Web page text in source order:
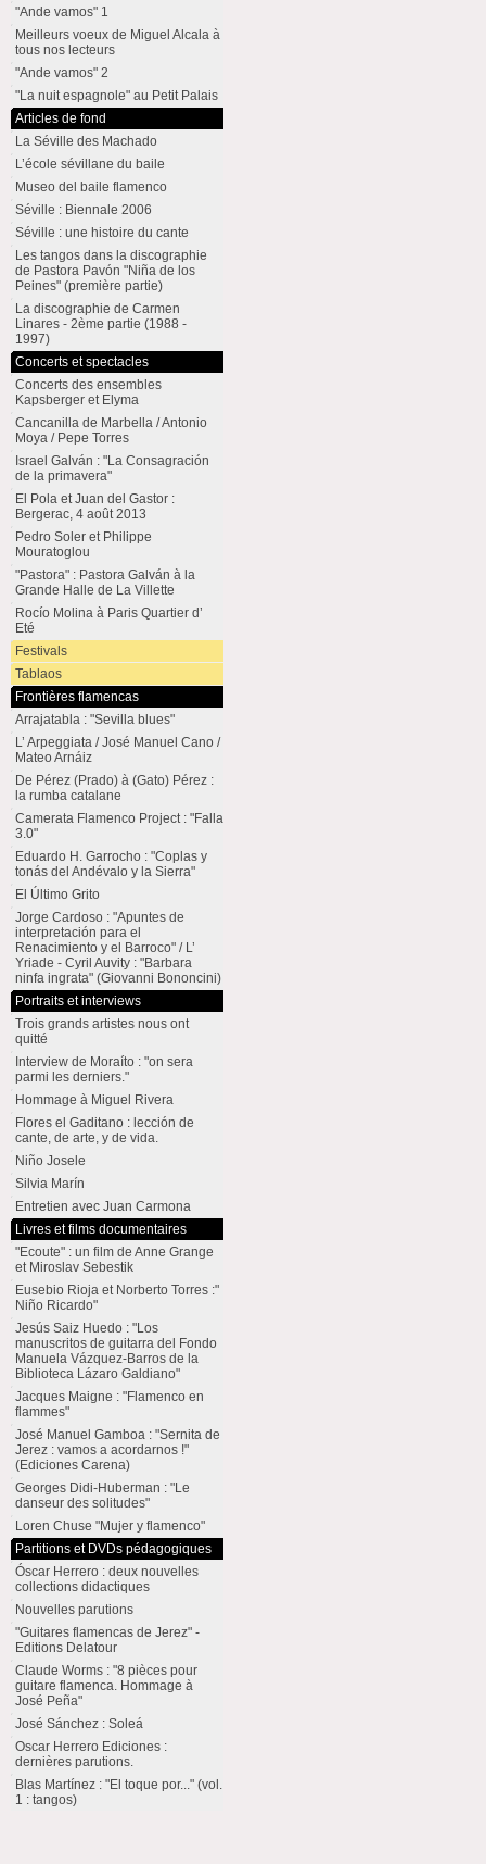
"Ande vamos" 1
Meilleurs voeux de Miguel Alcala à
tous nos lecteurs
"Ande vamos" 2
"La nuit espagnole" au Petit Palais
Articles de fond
La Séville des Machado
L’école sévillane du baile
Museo del baile flamenco
Séville : Biennale 2006
Séville : une histoire du cante
Les tangos dans la discographie
de Pastora Pavón "Niña de los
Peines" (première partie)
La discographie de Carmen
Linares - 2ème partie (1988 -
1997)
Concerts et spectacles
Concerts des ensembles
Kapsberger et Elyma
Cancanilla de Marbella / Antonio
Moya / Pepe Torres
Israel Galván : "La Consagración
de la primavera"
El Pola et Juan del Gastor :
Bergerac, 4 août 2013
Pedro Soler et Philippe
Mouratoglou
"Pastora" : Pastora Galván à la
Grande Halle de La Villette
Rocío Molina à Paris Quartier d’
Eté
Festivals
Tablaos
Frontières flamencas
Arrajatabla : "Sevilla blues"
L’ Arpeggiata / José Manuel Cano /
Mateo Arnáiz
De Pérez (Prado) à (Gato) Pérez :
la rumba catalane
Camerata Flamenco Project : "Falla
3.0"
Eduardo H. Garrocho : "Coplas y
tonás del Andévalo y la Sierra"
El Último Grito
Jorge Cardoso : "Apuntes de
interpretación para el
Renacimiento y el Barroco" / L’
Yriade - Cyril Auvity : "Barbara
ninfa ingrata" (Giovanni Bononcini)
Portraits et interviews
Trois grands artistes nous ont
quitté
Interview de Moraíto : "on sera
parmi les derniers."
Hommage à Miguel Rivera
Flores el Gaditano : lección de
cante, de arte, y de vida.
Niño Josele
Silvia Marín
Entretien avec Juan Carmona
Livres et films documentaires
"Ecoute" : un film de Anne Grange
et Miroslav Sebestik
Eusebio Rioja et Norberto Torres :"
Niño Ricardo"
Jesús Saiz Huedo : "Los
manuscritos de guitarra del Fondo
Manuela Vázquez-Barros de la
Biblioteca Lázaro Galdiano"
Jacques Maigne : "Flamenco en
flammes"
José Manuel Gamboa : "Sernita de
Jerez : vamos a acordarnos !"
(Ediciones Carena)
Georges Didi-Huberman : "Le
danseur des solitudes"
Loren Chuse "Mujer y flamenco"
Partitions et DVDs pédagogiques
Óscar Herrero : deux nouvelles
collections didactiques
Nouvelles parutions
"Guitares flamencas de Jerez" -
Editions Delatour
Claude Worms : "8 pièces pour
guitare flamenca. Hommage à
José Peña"
José Sánchez : Soleá
Oscar Herrero Ediciones :
dernières parutions.
Blas Martínez : "El toque por..." (vol.
1 : tangos)